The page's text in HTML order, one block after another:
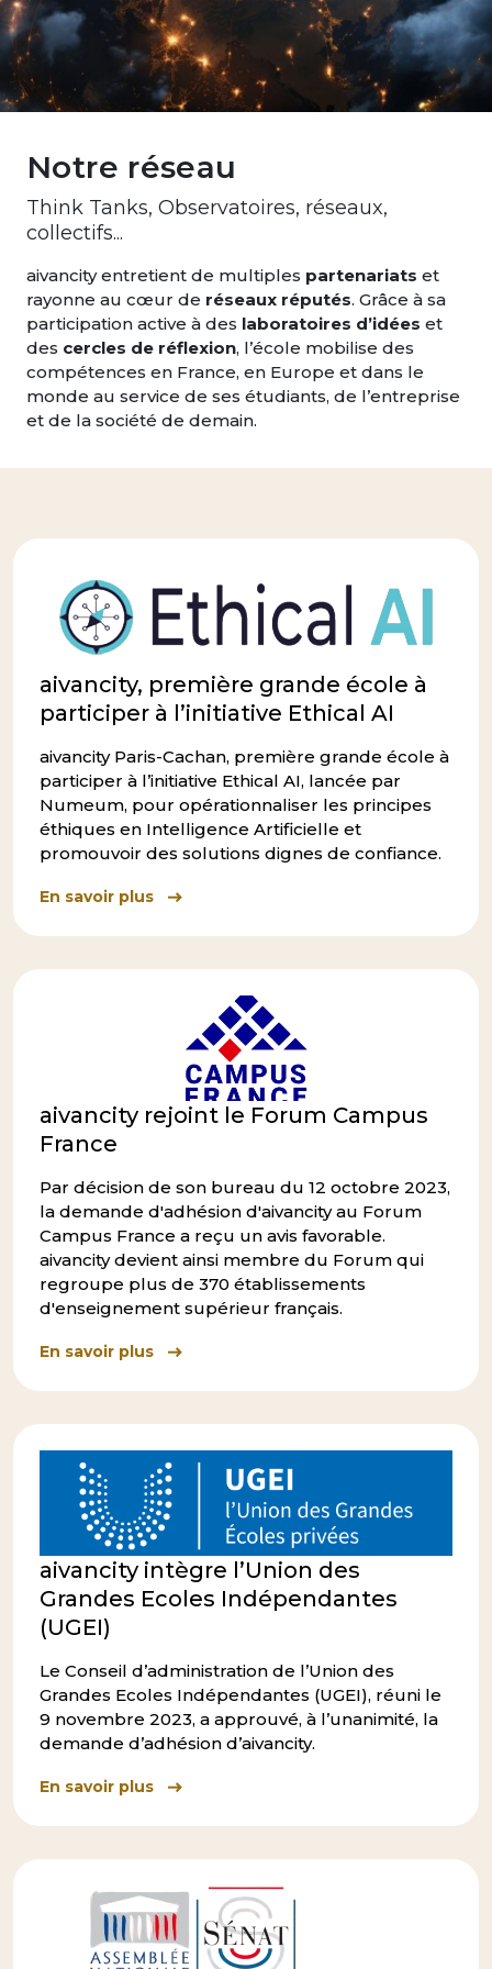
Notre réseau
Think Tanks, Observatoires, réseaux,
collectifs...
aivancity entretient de multiples partenariats et
rayonne au cœur de réseaux réputés. Grâce à sa
participation active à des laboratoires d’idées et
des cercles de réflexion, l’école mobilise des
compétences en France, en Europe et dans le
monde au service de ses étudiants, de l’entreprise
et de la société de demain.
aivancity, première grande école à
participer à l’initiative Ethical AI
aivancity Paris-Cachan, première grande école à
participer à l’initiative Ethical AI, lancée par
Numeum, pour opérationnaliser les principes
éthiques en Intelligence Artificielle et
promouvoir des solutions dignes de confiance.
En savoir plus
aivancity rejoint le Forum Campus
France
Par décision de son bureau du 12 octobre 2023,
la demande d'adhésion d'aivancity au Forum
Campus France a reçu un avis favorable.
aivancity devient ainsi membre du Forum qui
regroupe plus de 370 établissements
d'enseignement supérieur français.
En savoir plus
aivancity intègre l’Union des
Grandes Ecoles Indépendantes
(UGEI)
Le Conseil d’administration de l’Union des
Grandes Ecoles Indépendantes (UGEI), réuni le
9 novembre 2023, a approuvé, à l’unanimité, la
demande d’adhésion d’aivancity.
En savoir plus